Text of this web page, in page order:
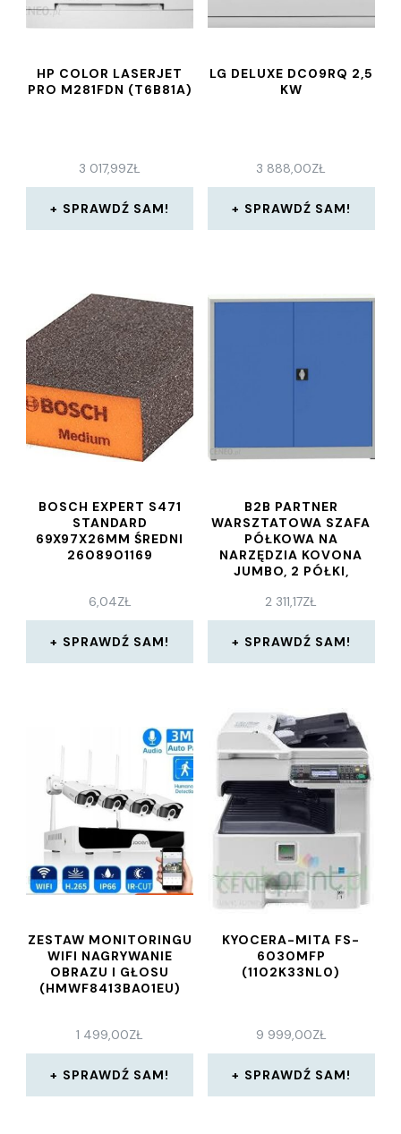
HP COLOR LASERJET
PRO M281FDN (T6B81A)
3 017,99ZŁ
SPRAWDŹ SAM!
LG DELUXE DC09RQ 2,5
KW
3 888,00ZŁ
SPRAWDŹ SAM!
BOSCH EXPERT S471
STANDARD
69X97X26MM ŚREDNI
2608901169
6,04ZŁ
SPRAWDŹ SAM!
B2B PARTNER
WARSZTATOWA SZAFA
PÓŁKOWA NA
NARZĘDZIA KOVONA
JUMBO, 2 PÓŁKI,
2 311,17ZŁ
SPRAWDŹ SAM!
ZESTAW MONITORINGU
WIFI NAGRYWANIE
OBRAZU I GŁOSU
(HMWF8413BA01EU)
1 499,00ZŁ
SPRAWDŹ SAM!
KYOCERA-MITA FS-
6030MFP
(1102K33NL0)
9 999,00ZŁ
SPRAWDŹ SAM!